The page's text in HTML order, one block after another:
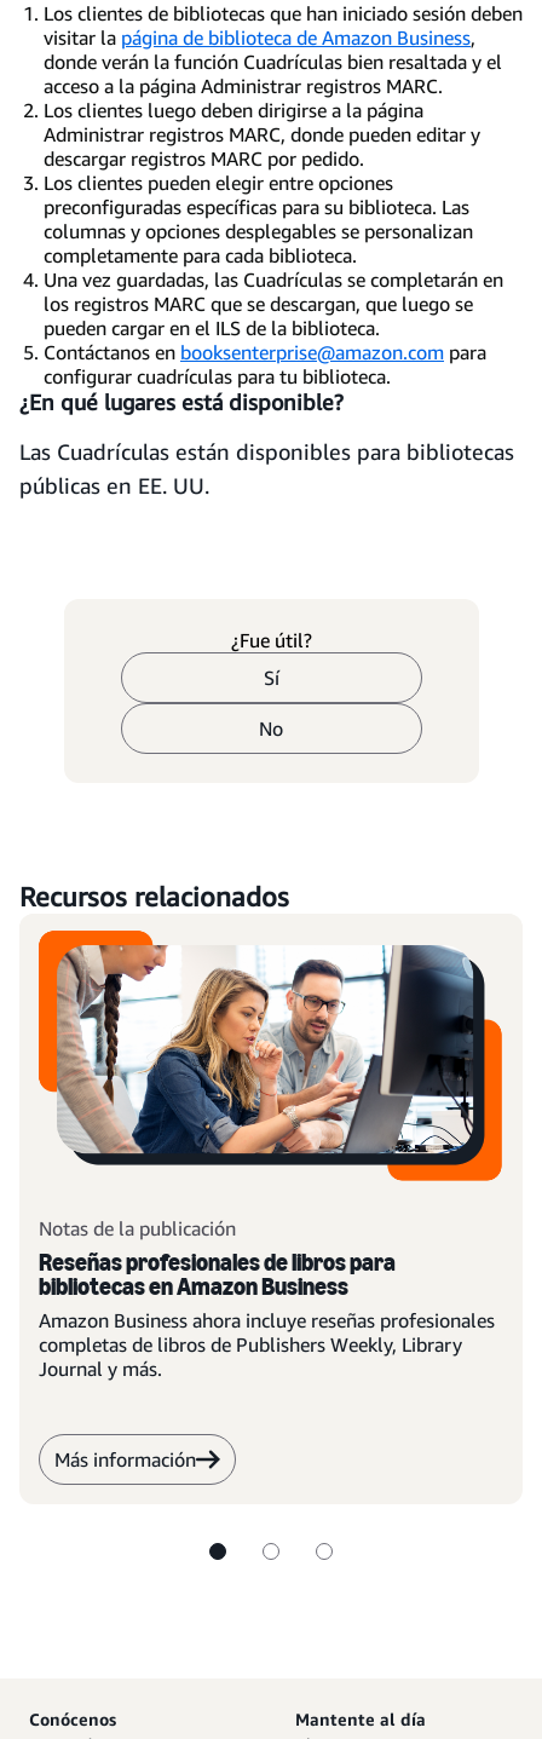
Los clientes de bibliotecas que han iniciado sesión deben
visitar la página de biblioteca de Amazon Business,
donde verán la función Cuadrículas bien resaltada y el
acceso a la página Administrar registros MARC.
Los clientes luego deben dirigirse a la página
Administrar registros MARC, donde pueden editar y
descargar registros MARC por pedido.
Los clientes pueden elegir entre opciones
preconfiguradas específicas para su biblioteca. Las
columnas y opciones desplegables se personalizan
completamente para cada biblioteca.
Una vez guardadas, las Cuadrículas se completarán en
los registros MARC que se descargan, que luego se
pueden cargar en el ILS de la biblioteca.
Contáctanos en booksenterprise@amazon.com para
configurar cuadrículas para tu biblioteca.
¿En qué lugares está disponible?
Las Cuadrículas están disponibles para bibliotecas
públicas en EE. UU.
¿Fue útil?
Sí
No
Recursos relacionados
Notas de la publicación
Reseñas profesionales de libros para
bibliotecas en Amazon Business
Amazon Business ahora incluye reseñas profesionales
completas de libros de Publishers Weekly, Library
Journal y más.
Más información
Conócenos
Mantente al día